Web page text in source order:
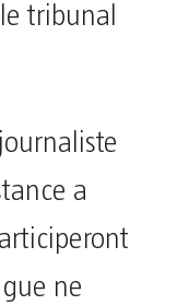
tribunal
a
ne